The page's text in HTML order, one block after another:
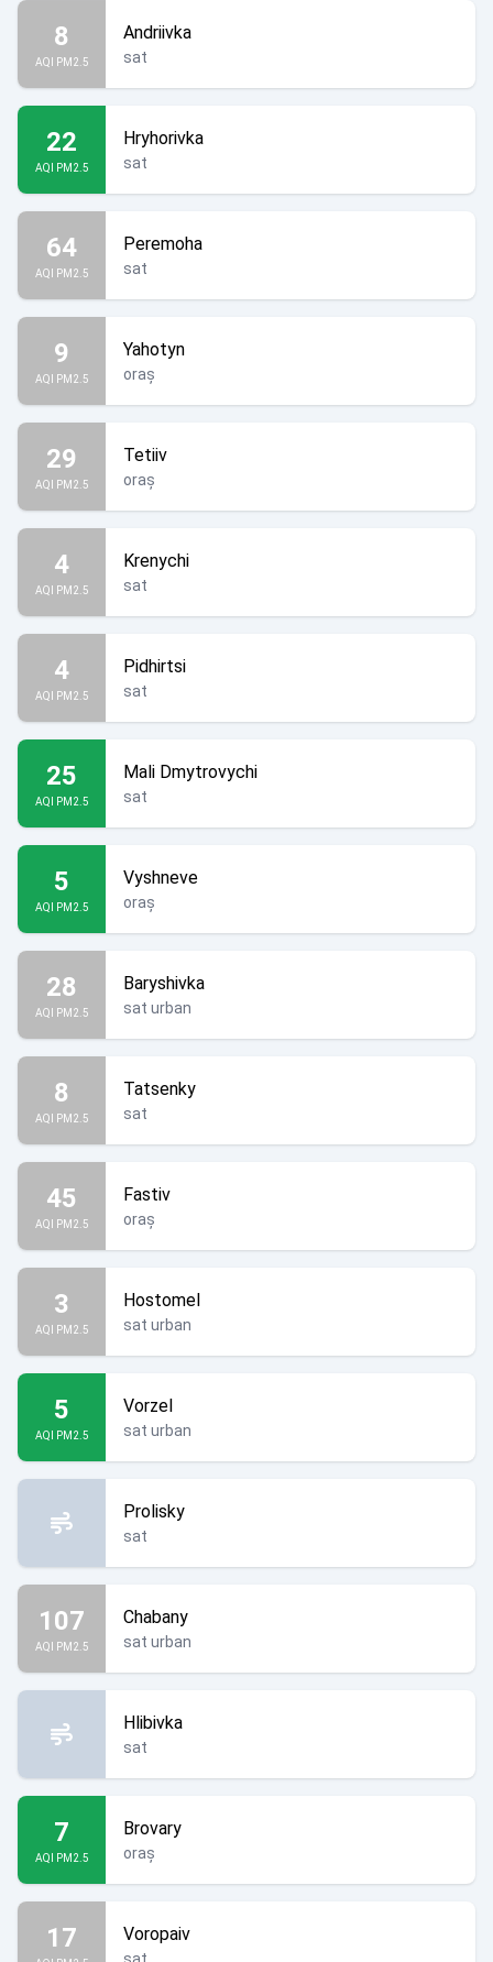
8
AQI PM2.5
Andriivka
sat
22
AQI PM2.5
Hryhorivka
sat
64
AQI PM2.5
Peremoha
sat
9
AQI PM2.5
Yahotyn
oraș
29
AQI PM2.5
Tetiiv
oraș
4
AQI PM2.5
Krenychi
sat
4
AQI PM2.5
Pidhirtsi
sat
25
AQI PM2.5
Mali Dmytrovychi
sat
5
AQI PM2.5
Vyshneve
oraș
28
AQI PM2.5
Baryshivka
sat urban
8
AQI PM2.5
Tatsenky
sat
45
AQI PM2.5
Fastiv
oraș
3
AQI PM2.5
Hostomel
sat urban
5
AQI PM2.5
Vorzel
sat urban
Prolisky
sat
107
AQI PM2.5
Chabany
sat urban
Hlibivka
sat
7
AQI PM2.5
Brovary
oraș
17 Voropaiv